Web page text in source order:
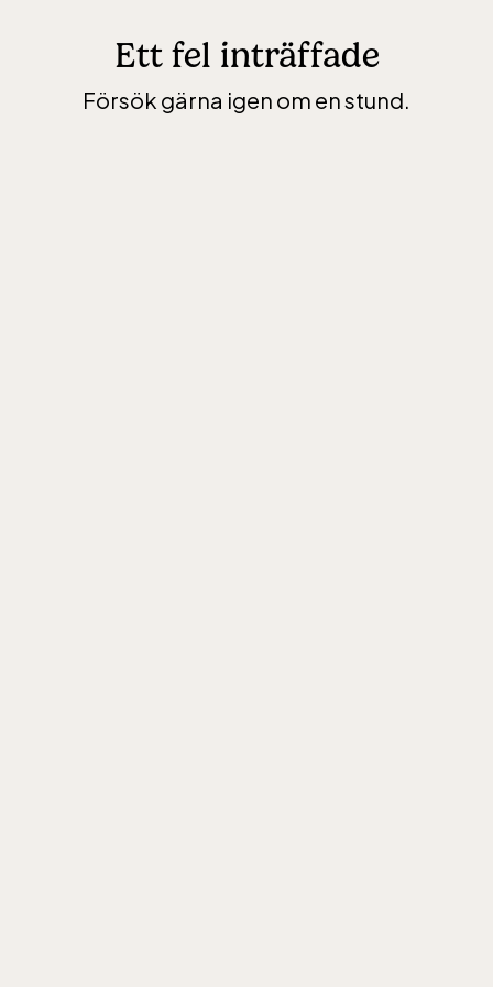
Ett fel inträffade
Försök gärna igen om en stund.